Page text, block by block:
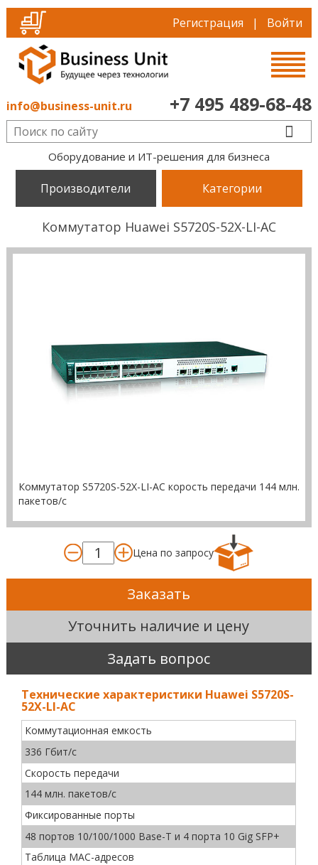
Регистрация | Войти
info@business-unit.ru +7 495 489-68-48
Оборудование и ИТ-решения для бизнеса
Производители Категории
Коммутатор Huawei S5720S-52X-LI-AC
Коммутатор S5720S-52X-LI-AC корость передачи 144 млн.
пакетов/с
Цена по запросу
Заказать
Уточнить наличие и цену
Задать вопрос
Технические характеристики Huawei S5720S-
52X-LI-AC
Коммутационная емкость
336 Гбит/с
Скорость передачи
144 млн. пакетов/с
Фиксированные порты
48 портов 10/100/1000 Base-T и 4 порта 10 Gig SFP+
Таблица MAC-адресов